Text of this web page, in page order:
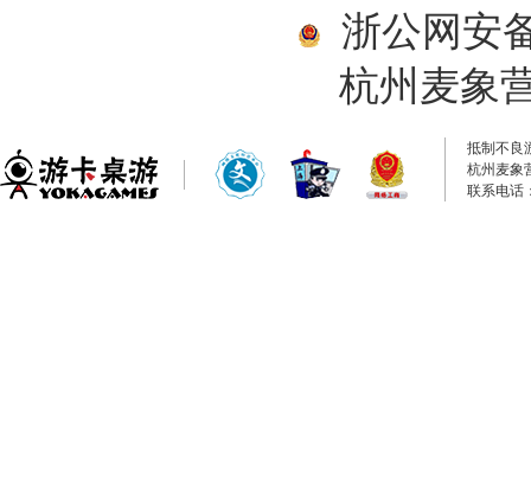
浙公网安
杭州麦象
抵制不良
杭州麦象
联系电话